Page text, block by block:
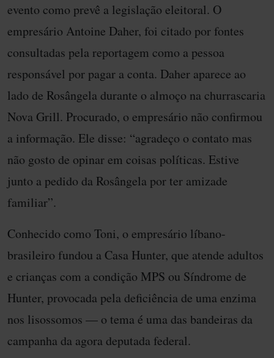
evento como prevê a legislação eleitoral. O
empresário Antoine Daher, foi citado por fontes
consultadas pela reportagem como a pessoa
responsável por pagar a conta. Daher aparece ao
lado de Rosângela durante o almoço na churrascaria
Nova Grill. Procurado, o empresário não confirmou
a informação. Ele disse: “agradeço o contato mas
não gosto de opinar em coisas políticas. Estive
junto a pedido da Rosângela por ter amizade
familiar”.
Conhecido como Toni, o empresário líbano-
brasileiro fundou a Casa Hunter, que atende adultos
e crianças com a condição MPS ou Síndrome de
Hunter, provocada pela deficiência de uma enzima
nos lisossomos — o tema é uma das bandeiras da
campanha da agora deputada federal.